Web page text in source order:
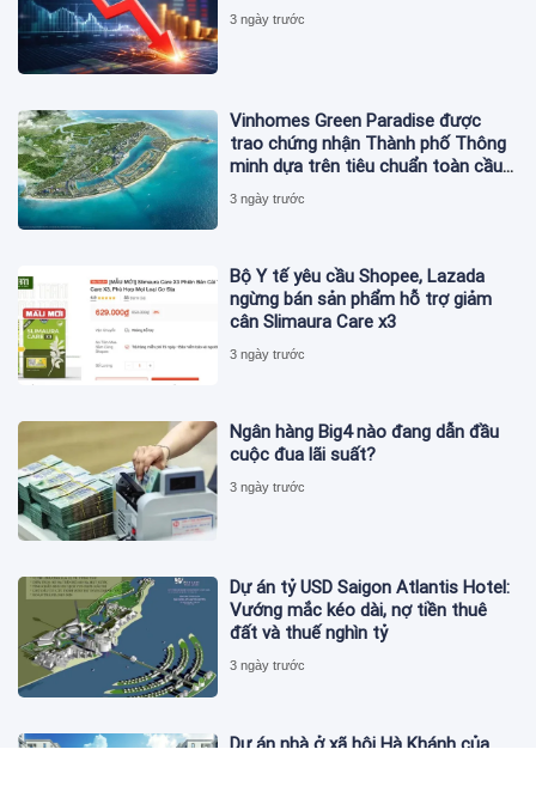
3 ngày trước
Vinhomes Green Paradise được
trao chứng nhận Thành phố Thông
minh dựa trên tiêu chuẩn toàn cầu
ISO 37122
3 ngày trước
Bộ Y tế yêu cầu Shopee, Lazada
ngừng bán sản phẩm hỗ trợ giảm
cân Slimaura Care x3
3 ngày trước
Ngân hàng Big4 nào đang dẫn đầu
cuộc đua lãi suất?
3 ngày trước
Dự án tỷ USD Saigon Atlantis Hotel:
Vướng mắc kéo dài, nợ tiền thuê
đất và thuế nghìn tỷ
3 ngày trước
Dự án nhà ở xã hội Hà Khánh của